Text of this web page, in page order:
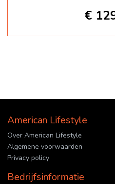
€
American Lifestyle
Over American Lifestyle
Algemene voorwaarden
Privacy policy
Bedrijfsinformatie